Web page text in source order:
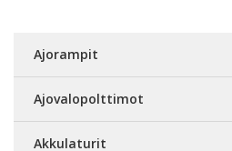
Ajorampit
Ajovalopolttimot
Akkulaturit